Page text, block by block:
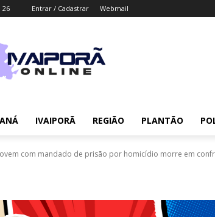
26 Entrar / Cadastrar Webmail
IVAIPORÃ REGIÃO PLANTÃO
com mandado de prisão por homicídio morre em